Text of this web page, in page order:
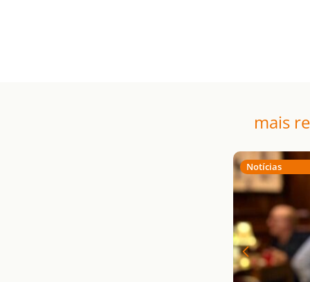
mais
Notícias